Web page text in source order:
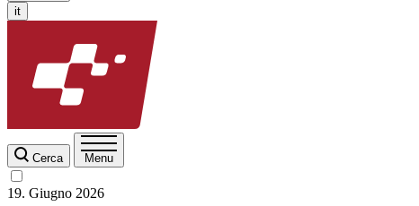
it
Cerca Menu
19. Giugno 2026